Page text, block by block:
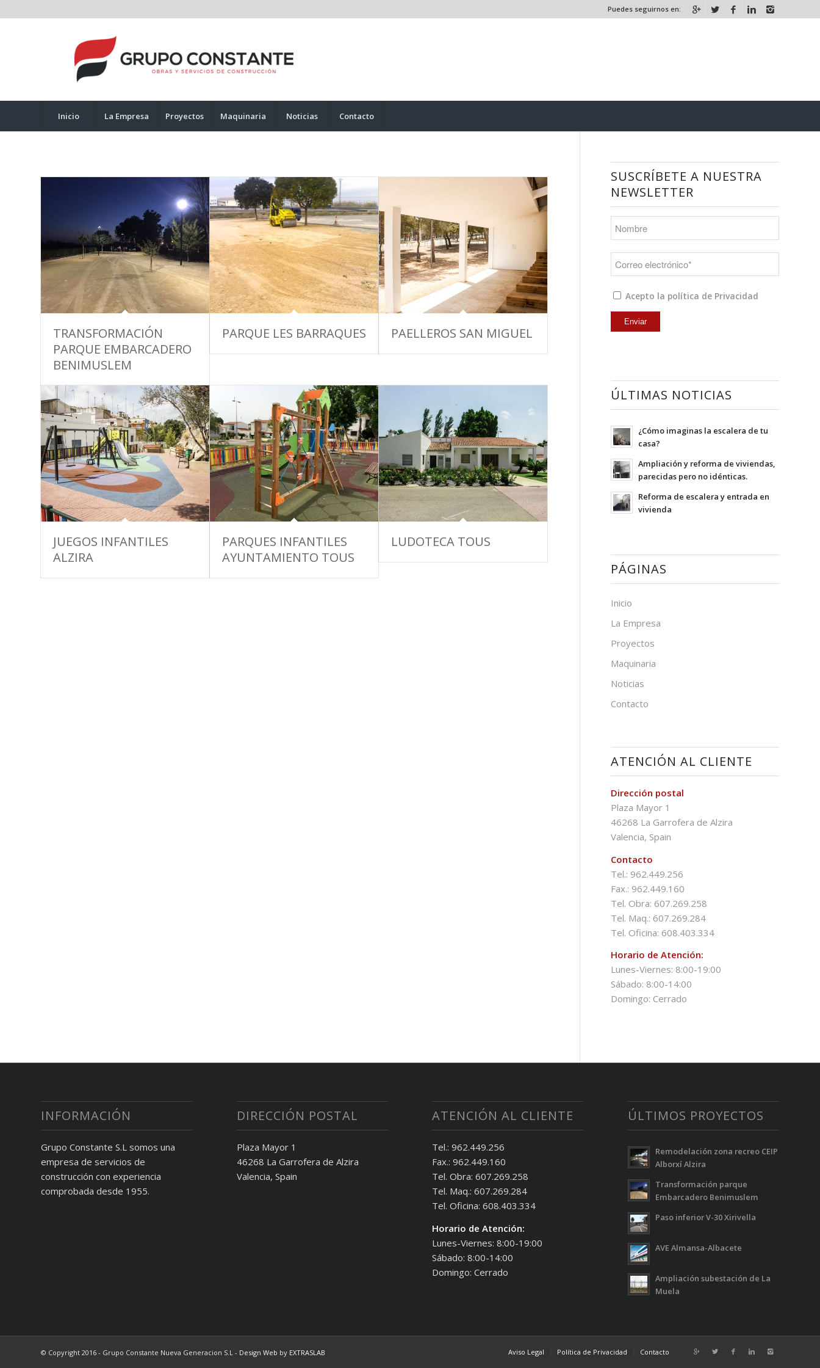
Puedes seguirnos en:
Inicio La Empresa Proyectos Maquinaria Noticias Contacto
TRANSFORMACIÓN
PARQUE EMBARCADERO
BENIMUSLEM
PARQUE LES BARRAQUES PAELLEROS SAN MIGUEL
JUEGOS INFANTILES
ALZIRA
PARQUES INFANTILES
AYUNTAMIENTO TOUS
LUDOTECA TOUS
SUSCRÍBETE A NUESTRA
NEWSLETTER
Acepto la política de Privacidad
ÚLTIMAS NOTICIAS
¿Cómo imaginas la escalera de tu
casa?
Ampliación y reforma de viviendas,
parecidas pero no idénticas.
Reforma de escalera y entrada en
vivienda
PÁGINAS
Inicio
La Empresa
Proyectos
Maquinaria
Noticias
Contacto
ATENCIÓN AL CLIENTE
Dirección postal
Plaza Mayor 1
46268 La Garrofera de Alzira
Valencia, Spain
Contacto
Tel.: 962.449.256
Fax.: 962.449.160
Tel. Obra: 607.269.258
Tel. Maq.: 607.269.284
Tel. Oficina: 608.403.334
Horario de Atención:
Lunes-Viernes: 8:00-19:00
Sábado: 8:00-14:00
Domingo: Cerrado
INFORMACIÓN
Grupo Constante S.L somos una
empresa de servicios de
construcción con experiencia
comprobada desde 1955.
DIRECCIÓN POSTAL
Plaza Mayor 1
46268 La Garrofera de Alzira
Valencia, Spain
ATENCIÓN AL CLIENTE
Tel.: 962.449.256
Fax.: 962.449.160
Tel. Obra: 607.269.258
Tel. Maq.: 607.269.284
Tel. Oficina: 608.403.334
Horario de Atención:
Lunes-Viernes: 8:00-19:00
Sábado: 8:00-14:00
Domingo: Cerrado
ÚLTIMOS PROYECTOS
Remodelación zona recreo CEIP
Alborxí Alzira
Transformación parque
Embarcadero Benimuslem
Paso inferior V-30 Xirivella
AVE Almansa-Albacete
Ampliación subestación de La
Muela
© Copyright 2016 - Grupo Constante Nueva Generacion S.L - Design Web by EXTRASLAB Aviso Legal Política de Privacidad Contacto